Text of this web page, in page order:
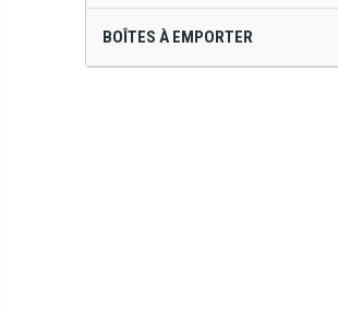
BOÎTES À EMPORTER